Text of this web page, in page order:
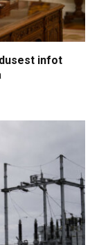
infot